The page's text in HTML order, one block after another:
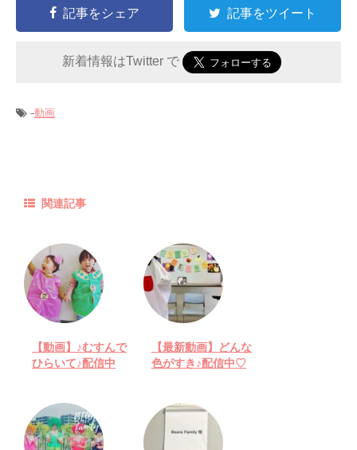
記事をシェア 記事をツイート
新着情報はTwitter で
-動画
関連記事
【動画】♪むすんで
ひらいて♪配信中
【最新動画】どんな
色がすき♪配信中♡